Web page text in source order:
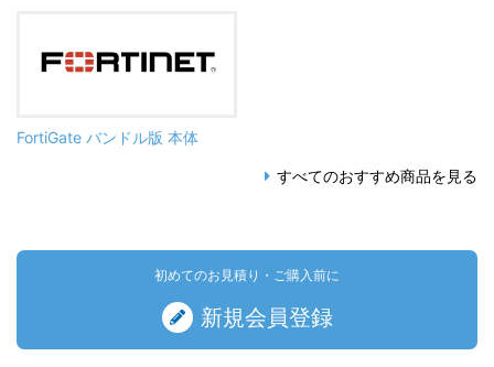
FortiGate バンドル版 本体
すべてのおすすめ商品を見る
初めてのお見積り・ご購入前に
新規会員登録